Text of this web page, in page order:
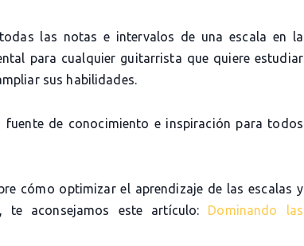
las notas e intervalos de una escala en la
para cualquier guitarrista que quiere estudiar
sus habilidades.
fuente de conocimiento e inspiración para todos
cómo optimizar el aprendizaje de las escalas y
te aconsejamos este artículo: Dominando las